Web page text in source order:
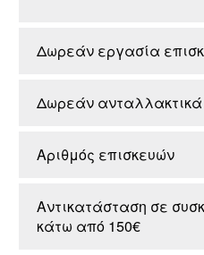
Δωρεάν εργασία
Δωρεάν ανταλλακτικά
Αριθμός επισκευών
Αντικατάσταση σε
κάτω από 150€